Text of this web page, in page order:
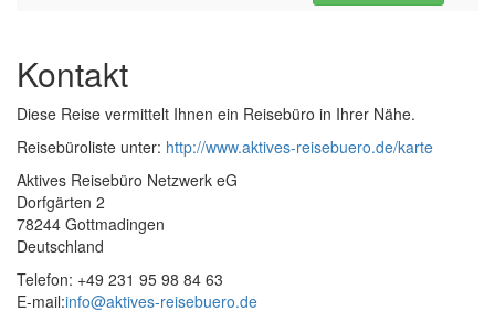
Kontakt
Diese Reise vermittelt Ihnen ein Reisebüro in Ihrer Nähe.
Reisebüroliste unter: http://www.aktives-reisebuero.de/karte
Aktives Reisebüro Netzwerk eG
Dorfgärten 2
78244 Gottmadingen
Deutschland
Telefon: +49 231 95 98 84 63
E-mail:info@aktives-reisebuero.de